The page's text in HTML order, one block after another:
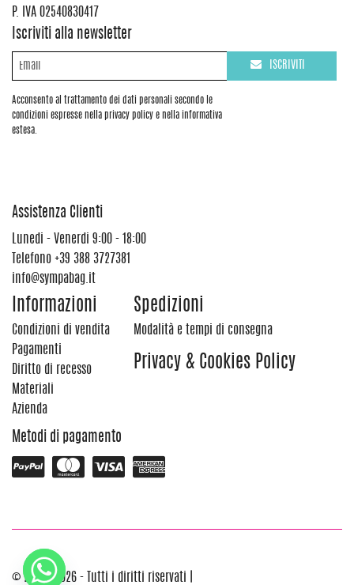
P. IVA 02540830417
Iscriviti alla newsletter
Acconsento al trattamento dei dati personali secondo le
condizioni espresse nella privacy policy e nella informativa
estesa.
ISCRIVITI
Assistenza Clienti
Lunedi - Venerdi 9:00 - 18:00
Telefono +39 388 3727381
info@sympabag.it
Informazioni
Condizioni di vendita
Pagamenti
Diritto di recesso
Materiali
Azienda
Spedizioni
Modalità e tempi di consegna
Privacy & Cookies Policy
Metodi di pagamento
© 2012 - 2026 - Tutti i diritti riservati |